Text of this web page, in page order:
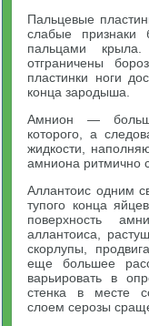
Пальцевые
слабые признаки
пальцами
отграничены
пластинки ноги
конца зародыша.
Амнион —
которого, а
жидкости,
амниона ритмично
Аллантоис одним
тупого конца
поверхность
аллантоиса,
скорлупы,
еще большее
варьировать в
стенка в месте
слоем серозы